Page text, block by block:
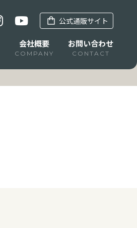
公式通販サイト
会社概要
COMPANY
お問い合わせ
CONTACT